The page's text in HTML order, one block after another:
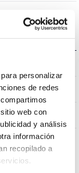
personalizar
de redes
web con
y análisis
información
recopilado a